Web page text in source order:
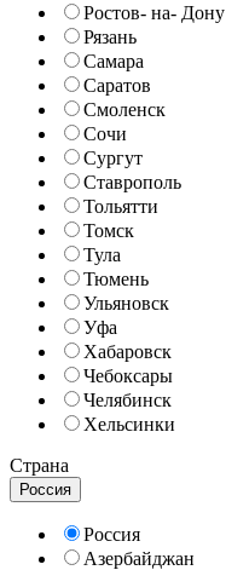
Ростов- на- Дону
Рязань
Самара
Саратов
Смоленск
Сочи
Сургут
Ставрополь
Тольятти
Томск
Тула
Тюмень
Ульяновск
Уфа
Хабаровск
Чебоксары
Челябинск
Хельсинки
Страна
Россия
Россия
Азербайджан